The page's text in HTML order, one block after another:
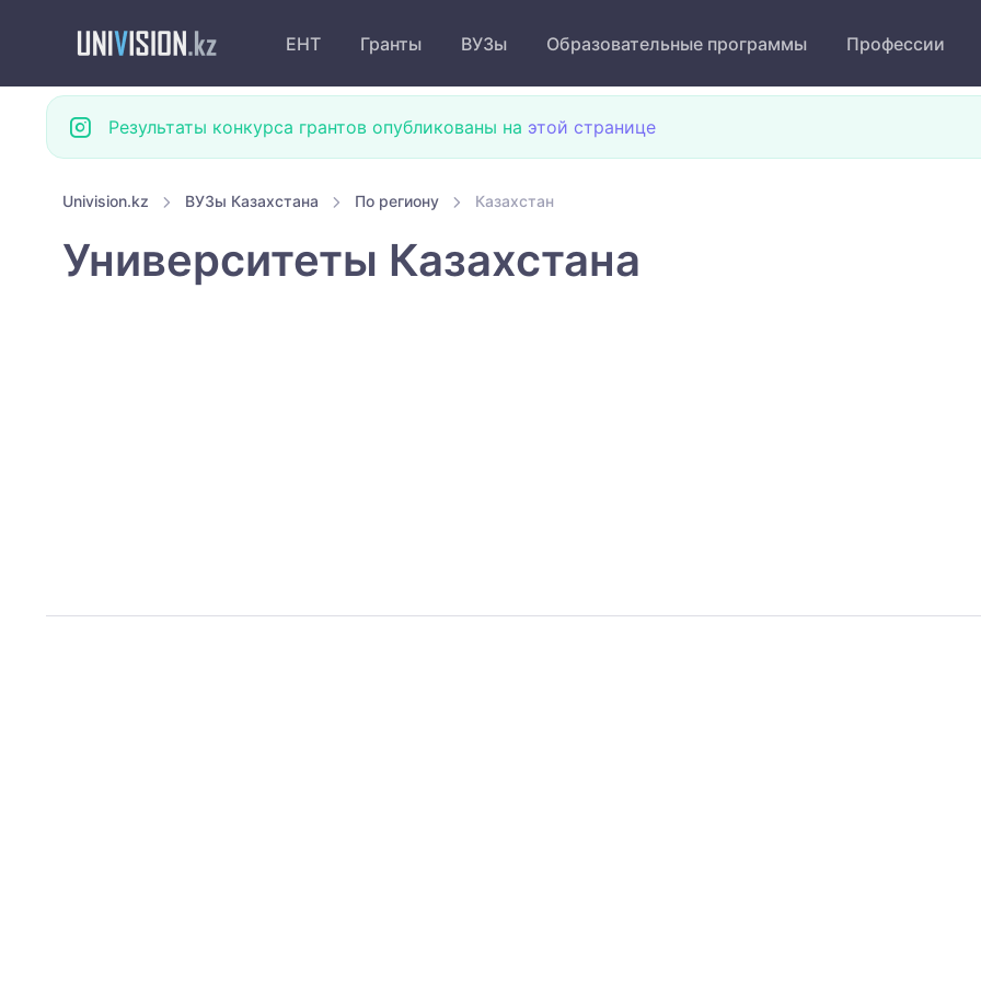
ЕНТ Гранты ВУЗы Образовательные программы Профессии
Результаты конкурса грантов опубликованы на этой странице
Univision.kz ВУЗы Казахстана По региону Казахстан
Университеты Казахстана